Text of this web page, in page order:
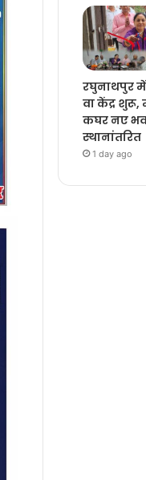
रघुनाथपुर
वा केंद्र शुरू,
कघर नए
स्थानांतरित
1 day ago